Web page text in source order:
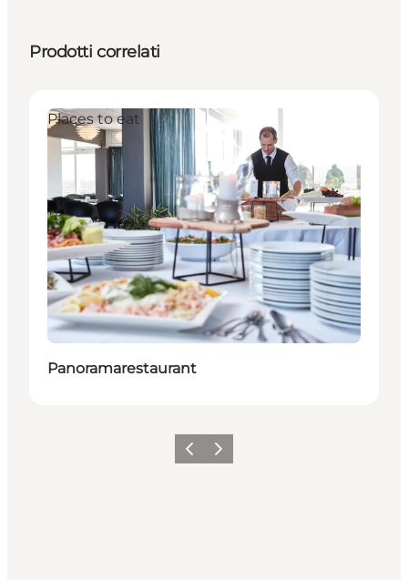
Prodotti correlati
Places to eat
Panoramarestaurant
Precedente
Avanti